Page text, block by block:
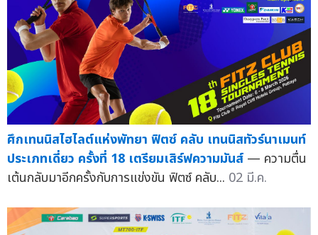
ศึกเทนนิสไฮไลต์แห่งพัทยา ฟิตซ์ คลับ เทนนิสทัวร์นาเมนท์
ประเภทเดี่ยว ครั้งที่ 18 เตรียมเสิร์ฟความมันส์ — ความตื่น
เต้นกลับมาอีกครั้งกับการแข่งขัน ฟิตซ์ คลับ... 02 มี.ค.